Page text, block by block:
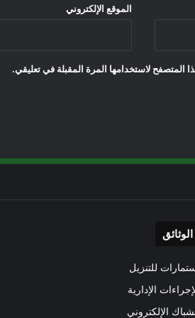
الموقع الإلكتروني
المتصفح لاستخدامها المرة المقبلة في تعليقي.
الوثائق
للتنزيل
الإدارية
الإلكتروني